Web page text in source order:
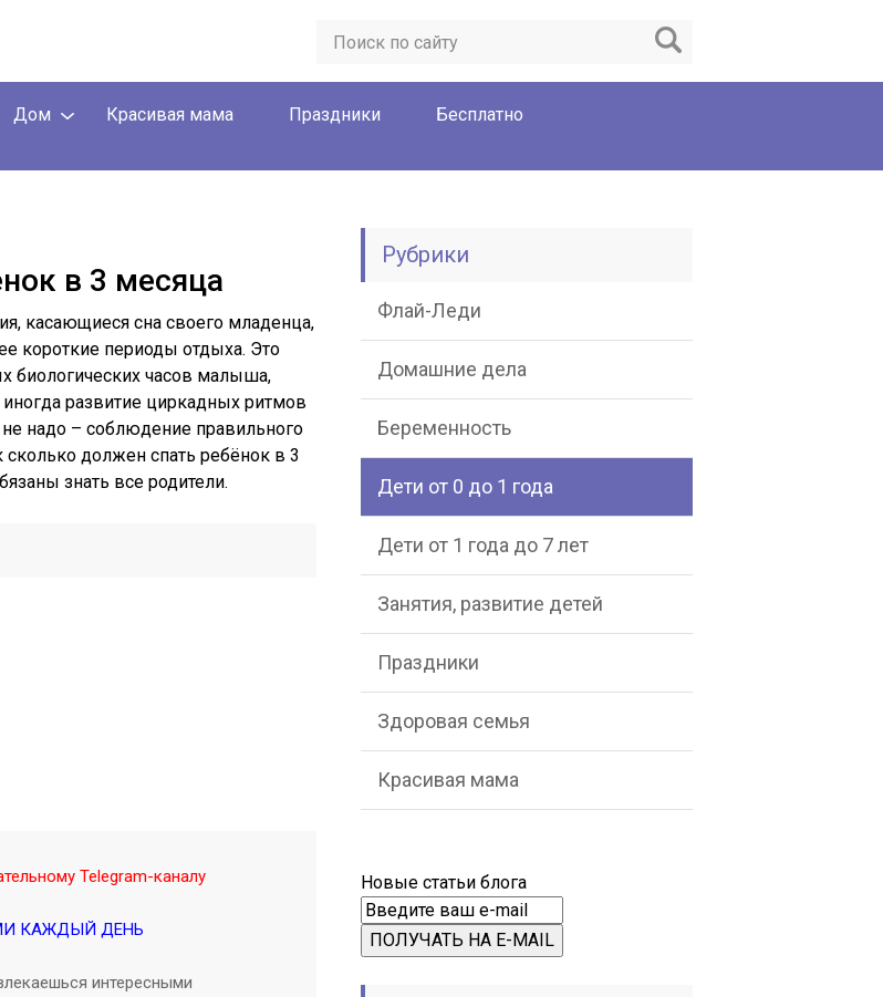
Дом Красивая мама Праздники
Бесплатно
в 3 месяца
касающиеся сна своего младенца,
короткие периоды отдыха. Это
биологических часов малыша,
развитие циркадных ритмов
надо – соблюдение правильного
должен спать ребёнок в 3
знать все родители.
Telegram-каналу
КАЖДЫЙ ДЕНЬ
интересными
Рубрики
Флай-Леди
Домашние дела
Беременность
Дети от 0 до 1 года
Дети от 1 года до 7 лет
Занятия, развитие детей
Праздники
Здоровая семья
Красивая мама
Новые статьи блога
ПОЛУЧАТЬ НА E-MAIL